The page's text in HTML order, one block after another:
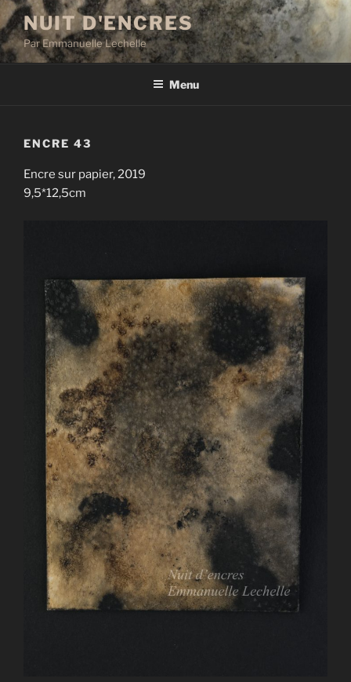
Aller
au
contenu
principal
NUIT D'ENCRES
Par Emmanuelle Lechelle
Menu
ENCRE 43
Encre sur papier, 2019
9,5*12,5cm